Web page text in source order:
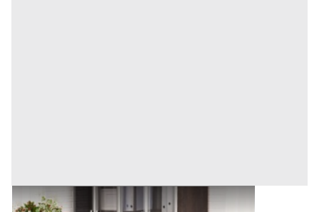
Uffici e Studi Privati all'asta a Padova